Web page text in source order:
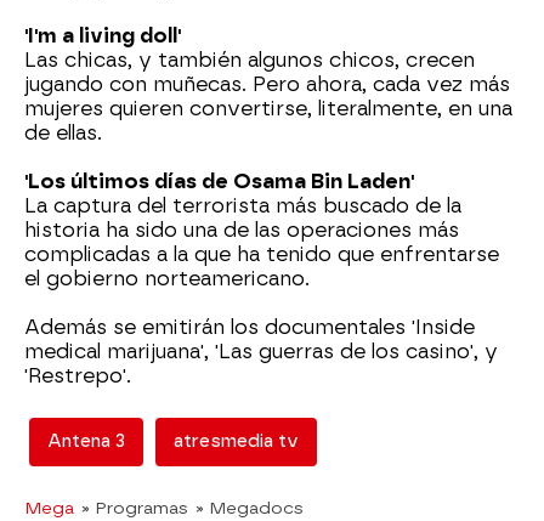
'I'm a living doll'
Las chicas, y también algunos chicos, crecen
jugando con muñecas. Pero ahora, cada vez más
mujeres quieren convertirse, literalmente, en una
de ellas.
'Los últimos días de Osama Bin Laden'
La captura del terrorista más buscado de la
historia ha sido una de las operaciones más
complicadas a la que ha tenido que enfrentarse
el gobierno norteamericano.
Además se emitirán los documentales 'Inside
medical marijuana', 'Las guerras de los casino', y
'Restrepo'.
Antena 3 atresmedia tv
Mega » Programas » Megadocs